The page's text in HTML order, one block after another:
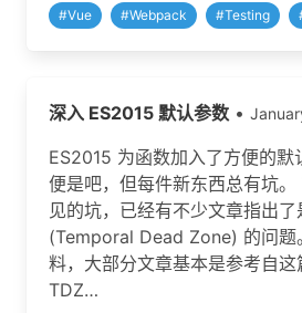
#Vue #Webpack #Testing
深入 ES2015 默认参数 •
ES2015 为函数加入了方便的默
便是吧，但每件新东西总有坑
见的坑，已经有不少文章指出
(Temporal Dead Zone) 的问题
料，大部分文章基本是参考自这
TDZ…